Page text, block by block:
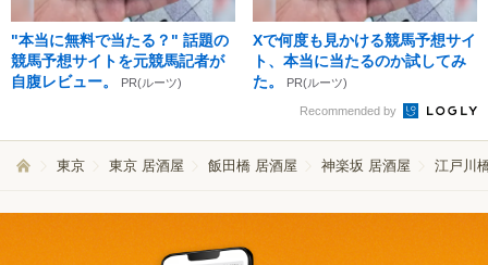
"本当に無料で当たる？" 話題の
競馬予想サイトを元競馬記者が
自腹レビュー。
PR(ルーツ)
Xで何度も見かける競馬予想サイ
ト、本当に当たるのか試してみ
た。
PR(ルーツ)
Recommended by
東京 東京 居酒屋 飯田橋 居酒屋 神楽坂 居酒屋 江戸川